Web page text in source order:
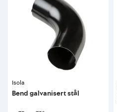
Isola
Bend galvanisert stål